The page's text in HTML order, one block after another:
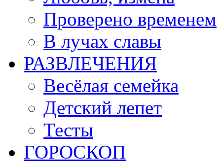
Проверено временем
В лучах славы
РАЗВЛЕЧЕНИЯ
Весёлая семейка
Детский лепет
Тесты
ГОРОСКОП